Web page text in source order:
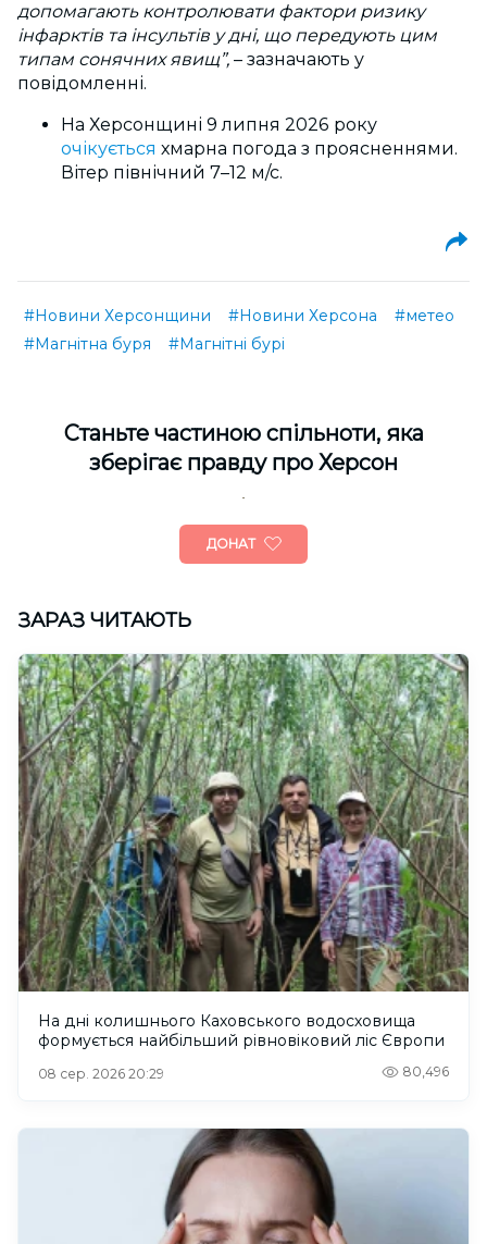
допомагають контролювати фактори ризику
інфарктів та інсультів у дні, що передують цим
типам сонячних явищ”, – зазначають у
повідомленні.
На Херсонщині 9 липня 2026 року
очікується хмарна погода з проясненнями.
Вітер північний 7–12 м/с.
#Новини Херсонщини #Новини Херсона
#метео
#Магнітна буря
#Магнітні бурі
Cтаньте частиною спільноти, яка
зберігає правду про Херсон
ДОНАТ
ЗАРАЗ ЧИТАЮТЬ
На дні колишнього Каховського водосховища
формується найбільший рівновіковий ліс Європи
08 сер. 2026 20:29 80,496